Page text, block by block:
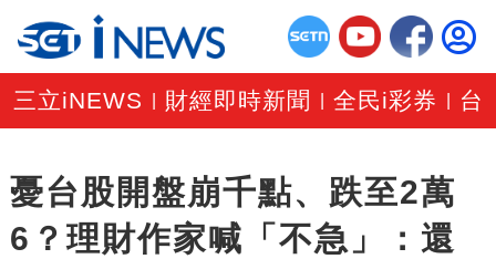
三立iNEWS 財經即時新聞 |全民i彩券 台
憂台股開盤崩千點、跌至2萬
6？理財作家喊「不急」：還